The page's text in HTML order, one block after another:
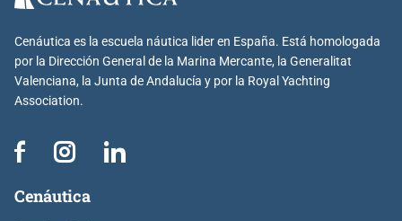
Cenáutica es la escuela náutica lider en España. Está homologada
por la Dirección General de la Marina Mercante, la Generalitat
Valenciana, la Junta de Andalucía y por la Royal Yachting
Association.
Cenáutica